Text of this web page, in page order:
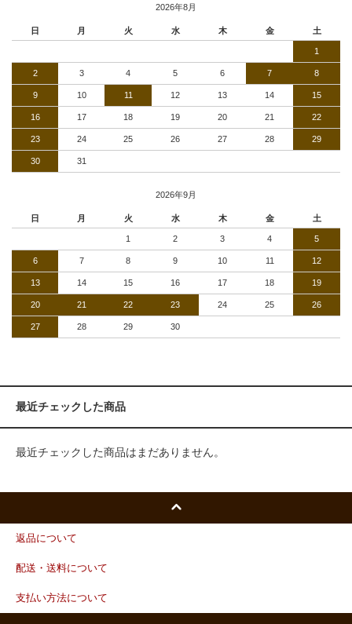
2026年8月
日 月 火 水 木 金 土
1
2 3 4 5 6 7 8
9 10 11 12 13 14 15
16 17 18 19 20 21 22
23 24 25 26 27 28 29
30 31
2026年9月
日 月 火 水 木 金 土
1 2 3 4 5
6 7 8 9 10 11 12
13 14 15 16 17 18 19
20 21 22 23 24 25 26
27 28 29 30
最近チェックした商品
最近チェックした商品はまだありません。
返品について
配送・送料について
支払い方法について